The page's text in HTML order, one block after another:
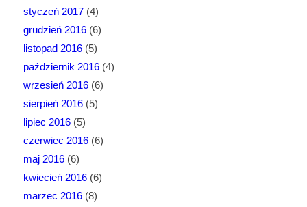
styczeń 2017(4)
grudzień 2016(6)
listopad 2016(5)
październik 2016(4)
wrzesień 2016(6)
sierpień 2016(5)
lipiec 2016(5)
czerwiec 2016(6)
maj 2016(6)
kwiecień 2016(6)
marzec 2016(8)